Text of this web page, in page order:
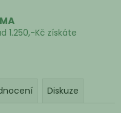
1.250,-Kč získáte
Diskuze